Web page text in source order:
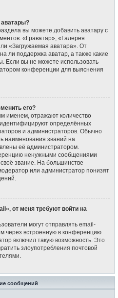
аватары?
вы можете добавить аватару с
«Граватар», «Галерея
«Загружаемая аватара». От
ли поддержка аватар, а также какие
Если вы не можете использовать
конференции для выяснения
его?
именем, отражают количество
определённых
и администраторов. Обычно
наименования званий на
её администратором.
ненужными сообщениями
звание. На большинстве
или администратор понизят
от меня требуют войти на
могут отправлять email-
через встроенную в конференцию
включил такую возможность. Это
злоупотребления почтовой
сообщений